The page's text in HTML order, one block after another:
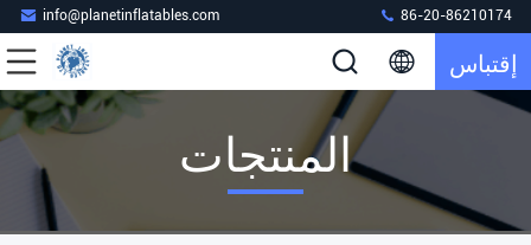
info@planetinflatables.com 86-20-86210174
إقتباس
المنتجات